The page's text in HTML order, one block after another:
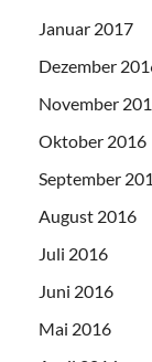
Januar 2017
Dezember
November
Oktober 2016
September
August 2016
Juli 2016
Juni 2016
Mai 2016